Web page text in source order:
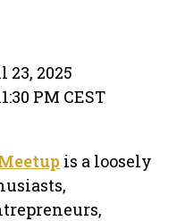
2025
PM CEST
is a loosely